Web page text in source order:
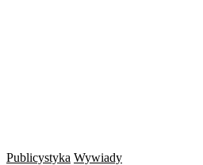
Publicystyka Wywiady